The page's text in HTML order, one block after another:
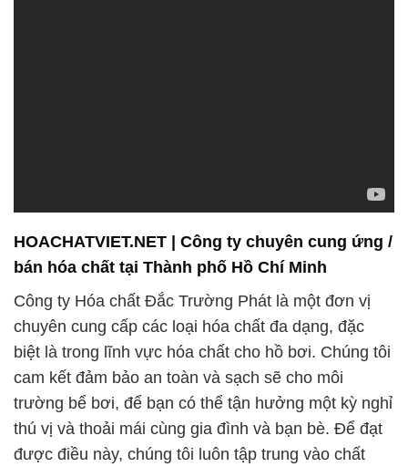
HOACHATVIET.NET | Công ty chuyên cung ứng /
bán hóa chất tại Thành phố Hồ Chí Minh
Công ty Hóa chất Đắc Trường Phát là một đơn vị
chuyên cung cấp các loại hóa chất đa dạng, đặc
biệt là trong lĩnh vực hóa chất cho hồ bơi. Chúng tôi
cam kết đảm bảo an toàn và sạch sẽ cho môi
trường bể bơi, để bạn có thể tận hưởng một kỳ nghỉ
thú vị và thoải mái cùng gia đình và bạn bè. Để đạt
được điều này, chúng tôi luôn tập trung vào chất